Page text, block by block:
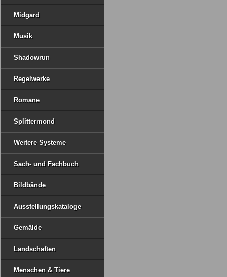
Midgard
Musik
Shadowrun
Regelwerke
Romane
Splittermond
Weitere Systeme
Sach- und Fachbuch
Bildbände
Ausstellungskataloge
Gemälde
Landschaften
Menschen & Tiere